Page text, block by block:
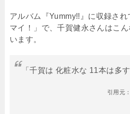
アルバム『Yummy!! 』に収録され
マイ！」で、千賀健永さんはこ
います。
「千賀は 化粧水な 11本は多す
引用元